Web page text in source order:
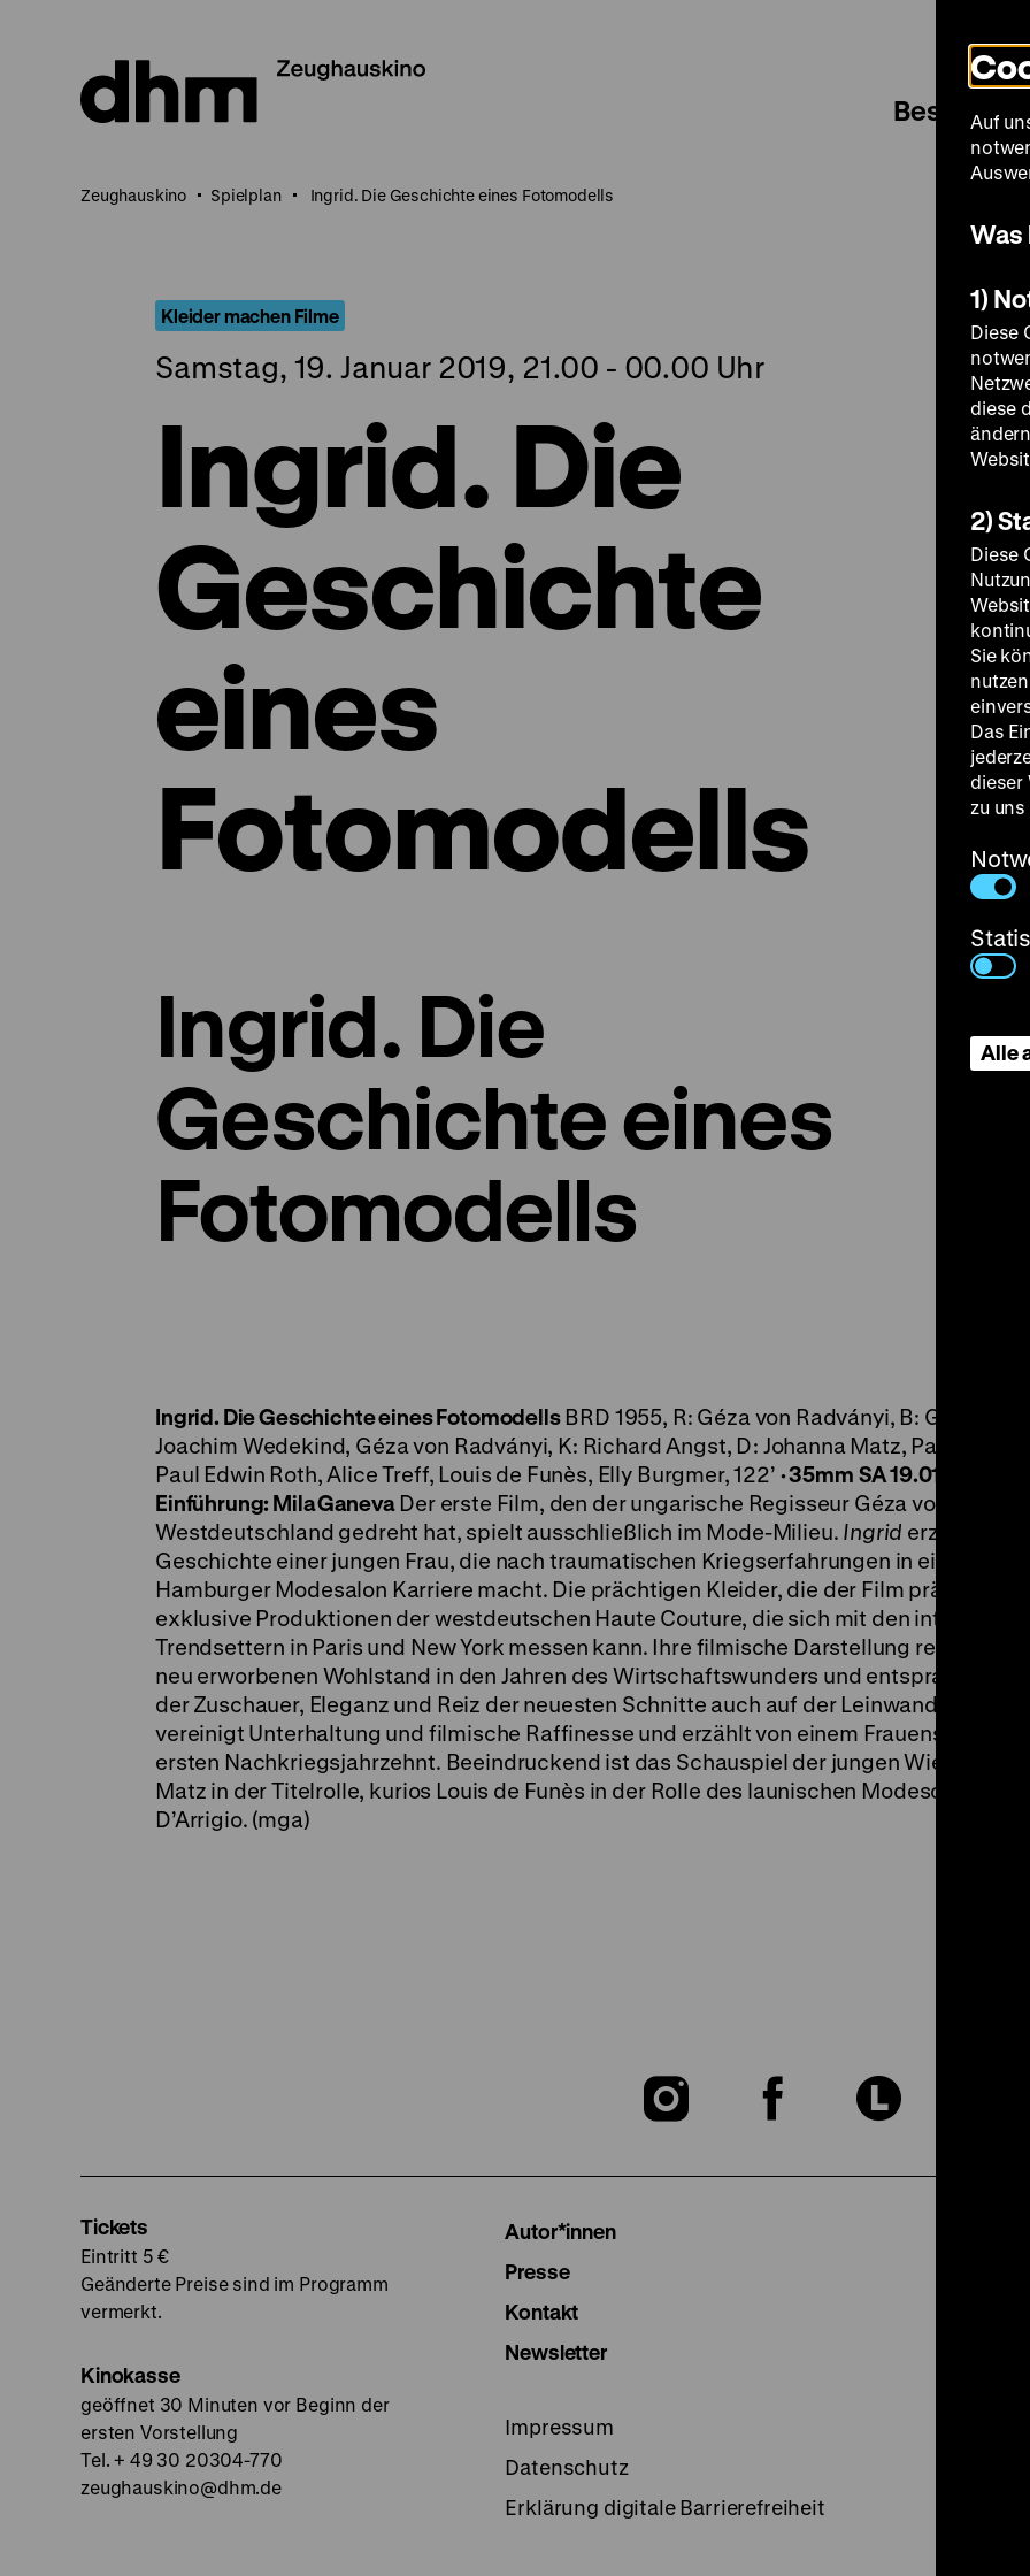
Seiteninhalt
springen
Besuch
Zeughauskino Spielplan Ingrid. Die Geschichte eines Fotomodells
Kleider machen Filme
Samstag, 19. Januar 2019, 21.00 - 00.00 Uhr
Ingrid. Die
Geschichte
eines
Fotomodells
Ingrid. Die
Geschichte eines
Fotomodells
Ingrid. Die Geschichte eines FotomodellsBRD 1955, R: Géza von Radványi, B: Gerda
Joachim Wedekind, Géza von Radványi, K: Richard Angst, D: Johanna Matz, Paul
Paul Edwin Roth, Alice Treff, Louis de Funès, Elly Burgmer, 122’ · 35mm SA 19.01. um 21
Einführung: Mila GanevaDer erste Film, den der ungarische Regisseur Géza von
Westdeutschland gedreht hat, spielt ausschließlich im Mode-Milieu. Ingrid erzählt die
Geschichte einer jungen Frau, die nach traumatischen Kriegserfahrungen in einem
Hamburger Modesalon Karriere macht. Die prächtigen Kleider, die der Film präsentiert,
exklusive Produktionen der westdeutschen Haute Couture, die sich mit den
Trendsettern in Paris und New York messen kann. Ihre filmische Darstellung reflektierte
neu erworbenen Wohlstand in den Jahren des Wirtschaftswunders und entsprach dem
der Zuschauer, Eleganz und Reiz der neuesten Schnitte auch auf der Leinwand zu
vereinigt Unterhaltung und filmische Raffinesse und erzählt von einem Frauenschicksal
ersten Nachkriegsjahrzehnt. Beeindruckend ist das Schauspiel der jungen Wienerin
Matz in der Titelrolle, kurios Louis de Funès in der Rolle des launischen Modeschöpfers
D’Arrigio. (mga)
Zu
Zu
Zu
Tickets
Eintritt 5 €
Geänderte Preise sind im Programm
vermerkt.
Kinokasse
geöffnet 30 Minuten vor Beginn der
ersten Vorstellung
Tel. + 49 30 20304-770
zeughauskino@dhm.de
Autor*innen
Presse
Kontakt
Newsletter
Impressum
Datenschutz
Erklärung digitale Barrierefreiheit
Auf
Was
1)
Diese
diese
2)
Diese
Sie
Das
dieser
zu uns
Alle